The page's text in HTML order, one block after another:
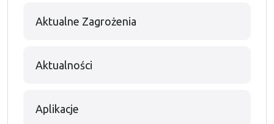
Aktualne Zagrożenia
Aktualności
Aplikacje